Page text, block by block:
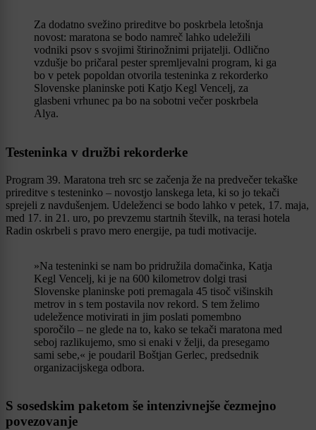
Za dodatno svežino prireditve bo poskrbela letošnja
novost: maratona se bodo namreč lahko udeležili
vodniki psov s svojimi štirinožnimi prijatelji. Odlično
vzdušje bo pričaral pester spremljevalni program, ki ga
bo v petek popoldan otvorila testeninka z rekorderko
Slovenske planinske poti Katjo Kegl Vencelj, za
glasbeni vrhunec pa bo na sobotni večer poskrbela
Alya.
Testeninka v družbi rekorderke
Program 39. Maratona treh src se začenja že na predvečer tekaške
prireditve s testeninko – novostjo lanskega leta, ki so jo tekači
sprejeli z navdušenjem. Udeleženci se bodo lahko v petek, 17. maja,
med 17. in 21. uro, po prevzemu startnih številk, na terasi hotela
Radin oskrbeli s pravo mero energije, pa tudi motivacije.
»Na testeninki se nam bo pridružila domačinka, Katja
Kegl Vencelj, ki je na 600 kilometrov dolgi trasi
Slovenske planinske poti premagala 45 tisoč višinskih
metrov in s tem postavila nov rekord. S tem želimo
udeležence motivirati in jim poslati pomembno
sporočilo – ne glede na to, kako se tekači maratona med
seboj razlikujemo, smo si enaki v želji, da presegamo
sami sebe,« je poudaril Boštjan Gerlec, predsednik
organizacijskega odbora.
S sosedskim paketom še intenzivnejše čezmejno
povezovanje